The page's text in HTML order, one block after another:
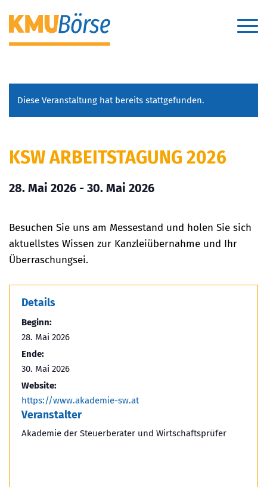
Diese Veranstaltung hat bereits stattgefunden.
KSW ARBEITSTAGUNG 2026
28. Mai 2026 - 30. Mai 2026
Besuchen Sie uns am Messestand und holen Sie sich
aktuellstes Wissen zur Kanzleiübernahme und Ihr
Überraschungsei.
Details
Beginn:
28. Mai 2026
Ende:
30. Mai 2026
Website:
https://www.akademie-sw.at
Veranstalter
Akademie der Steuerberater und Wirtschaftsprüfer